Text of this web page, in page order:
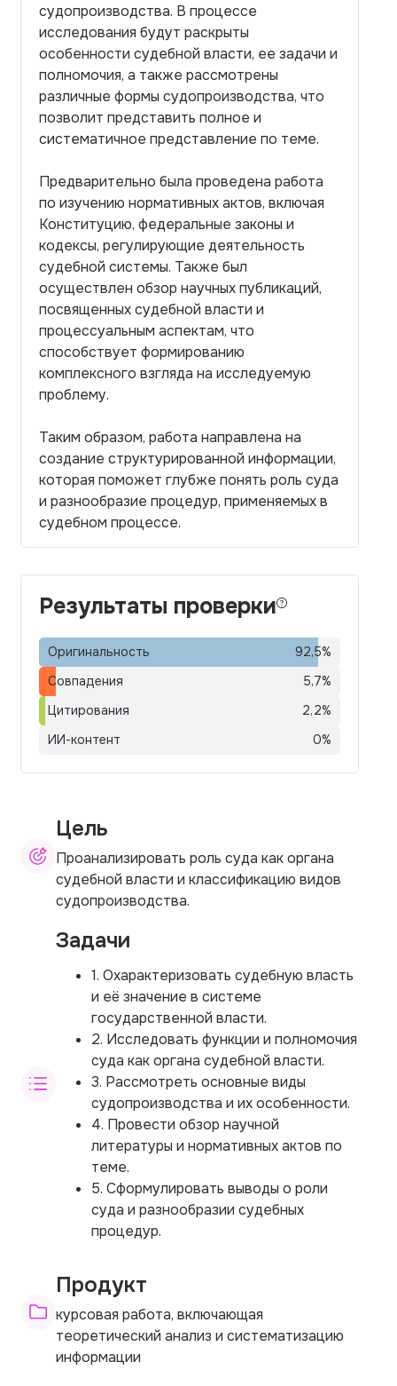
судопроизводства. В процессе
исследования будут раскрыты
особенности судебной власти, ее задачи и
полномочия, а также рассмотрены
различные формы судопроизводства, что
позволит представить полное и
систематичное представление по теме.
Предварительно была проведена работа
по изучению нормативных актов, включая
Конституцию, федеральные законы и
кодексы, регулирующие деятельность
судебной системы. Также был
осуществлен обзор научных публикаций,
посвященных судебной власти и
процессуальным аспектам, что
способствует формированию
комплексного взгляда на исследуемую
проблему.
Таким образом, работа направлена на
создание структурированной информации,
которая поможет глубже понять роль суда
и разнообразие процедур, применяемых в
судебном процессе.
Результаты проверки
Оригинальность 92,5%
Совпадения
5,7%
Цитирования
2,2%
ИИ-контент
0%
Цель
Проанализировать роль суда как органа
судебной власти и классификацию видов
судопроизводства.
Задачи
1. Охарактеризовать судебную власть
и её значение в системе
государственной власти.
2. Исследовать функции и полномочия
суда как органа судебной власти.
3. Рассмотреть основные виды
судопроизводства и их особенности.
4. Провести обзор научной
литературы и нормативных актов по
теме.
5. Сформулировать выводы о роли
суда и разнообразии судебных
процедур.
Продукт
курсовая работа, включающая
теоретический анализ и систематизацию
информации